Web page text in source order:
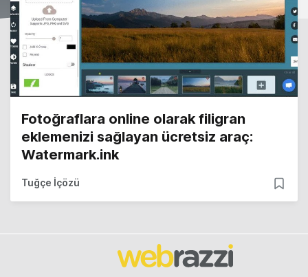
Fotoğraflara online olarak filigran
eklemenizi sağlayan ücretsiz araç:
Watermark.ink
Tuğçe İçözü